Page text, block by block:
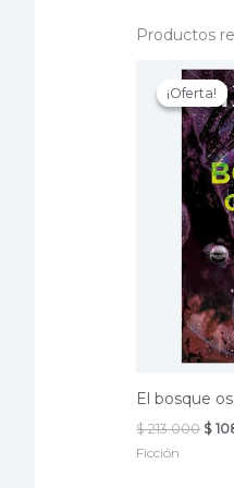
Productos
¡Oferta!
¡Oferta!
El bosque
$213.000 El
$
Ficción